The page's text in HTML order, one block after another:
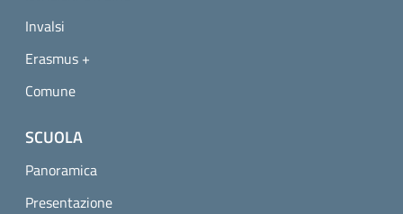
Invalsi
Erasmus +
Comune
SCUOLA
Panoramica
Presentazione